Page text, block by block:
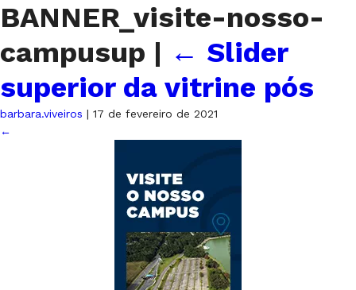
BANNER_visite-nosso-
campusup | ← Slider
superior da vitrine pós
barbara.viveiros | 17 de fevereiro de 2021
←